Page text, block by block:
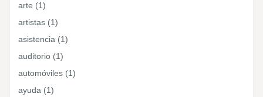
arte (1)
artistas (1)
asistencia (1)
auditorio (1)
automóviles (1)
ayuda (1)